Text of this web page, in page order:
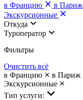
в Францию
в Париж
Экскурсионные
Откуда
Туроператор
Фильтры
Очистить всё
в Францию
в Париж
Экскурсионные
Тип услуги: